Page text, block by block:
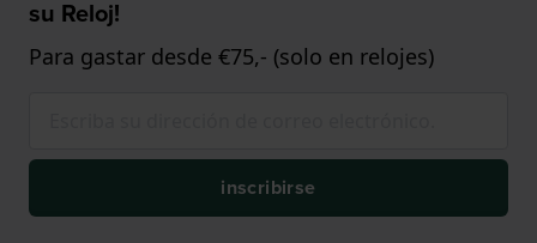
su Reloj!
Para gastar desde €75,- (solo en relojes)
inscribirse